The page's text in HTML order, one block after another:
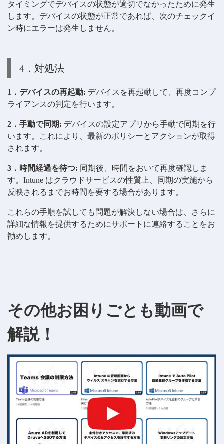
タイミングでデバイスの状態が適切でなかったために発生
します。デバイスの状態が正常であれば、次のチェックイ
ン時にエラーは発生しません。
4．対処法
1．デバイスの再起動: デバイスを再起動して、再度コンプ
ライアンスの判定を行います。
2．手動で同期: デバイスの設定アプリから手動で同期を行
います。これにより、最新のポリシーとアクションが取得
されます。
3．時間経過を待つ: 同期後、時間をおいて再度確認しま
す。Intune はクラウドサービスの性質上、同期の実施から
反映されるまでお時間を要する場合があります。
これらの手順を試しても問題が解決しない場合は、さらに
詳細な情報を提供するためにサポートに連絡することをお
勧めします。
その他お困りごとも動画で
解説！